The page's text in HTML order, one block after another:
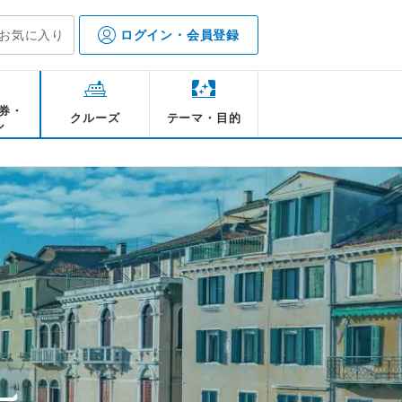
気に入り ログイン・会員登録
・
クルーズ テーマ・目的